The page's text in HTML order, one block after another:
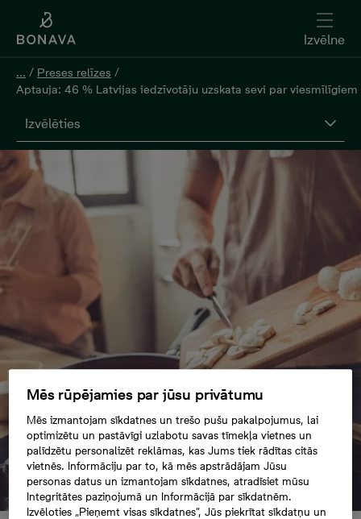
Izvēlne
... / Preses relīzes /
Aptauja: 46 % Latvijas iedzīvotāju uzskata sevi par viesmīlīgiem
Izvēlēties
Mēs rūpējamies par jūsu privātumu
Mēs izmantojam sīkdatnes un trešo pušu pakalpojumus, lai
optimizētu un pastāvīgi uzlabotu savas tīmekļa vietnes un
palīdzētu personalizēt reklāmas, kas Jums tiek rādītas citās
vietnēs. Informāciju par to, kā mēs apstrādājam Jūsu
personas datus un izmantojam sīkdatnes, atradīsiet mūsu
Integritātes paziņojumā un Informācijā par sīkdatnēm.
Izvēloties „Pieņemt visas sīkdatnes”, Jūs piekrītat sīkdatņu un